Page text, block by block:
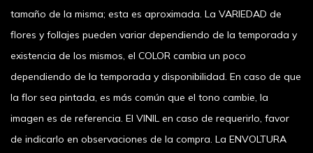
tamaño de la misma; esta es aproximada. La VARIEDAD de
flores y follajes pueden variar dependiendo de la temporada y
existencia de los mismos, el COLOR cambia un poco
dependiendo de la temporada y disponibilidad. En caso de que
la flor sea pintada, es más común que el tono cambie, la
imagen es de referencia. El VINIL en caso de requerirlo, favor
de indicarlo en observaciones de la compra. La ENVOLTURA